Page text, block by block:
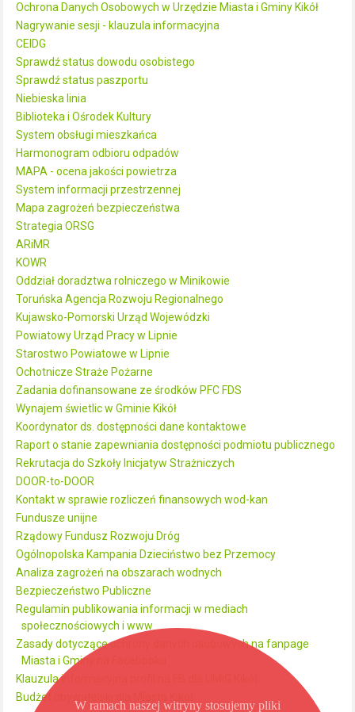
Ochrona Danych Osobowych w Urzędzie Miasta i Gminy Kikół
Nagrywanie sesji - klauzula informacyjna
CEIDG
Sprawdź status dowodu osobistego
Sprawdź status paszportu
Niebieska linia
Biblioteka i Ośrodek Kultury
System obsługi mieszkańca
Harmonogram odbioru odpadów
MAPA - ocena jakości powietrza
System informacji przestrzennej
Mapa zagrożeń bezpieczeństwa
Strategia ORSG
ARiMR
KOWR
Oddział doradztwa rolniczego w Minikowie
Toruńska Agencja Rozwoju Regionalnego
Kujawsko-Pomorski Urząd Wojewódzki
Powiatowy Urząd Pracy w Lipnie
Starostwo Powiatowe w Lipnie
Ochotnicze Straże Pożarne
Zadania dofinansowane ze środków PFC FDS
Wynajem świetlic w Gminie Kikół
Koordynator ds. dostępności dane kontaktowe
Raport o stanie zapewniania dostępności podmiotu publicznego
Rekrutacja do Szkoły Inicjatyw Strażniczych
DOOR-to-DOOR
Kontakt w sprawie rozliczeń finansowych wod-kan
Fundusze unijne
Rządowy Fundusz Rozwoju Dróg
Ogólnopolska Kampania Dzieciństwo bez Przemocy
Analiza zagrożeń na obszarach wodnych
Bezpieczeństwo Publiczne
Regulamin publikowania informacji w mediach
społecznościowych i www
Zasady dotyczące ochrony danych osobowych na fanpage
Miasta i Gminy na Facebooku
Klauzula informacyjna profil na FB dla UMiG Kikół
Budżet obywatelski dla Miasta Kikół
W ramach naszej witryny stosujemy pliki